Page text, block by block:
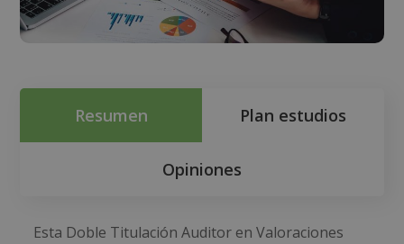
Resumen Plan estudios
Opiniones
Esta Doble Titulación Auditor en Valoraciones